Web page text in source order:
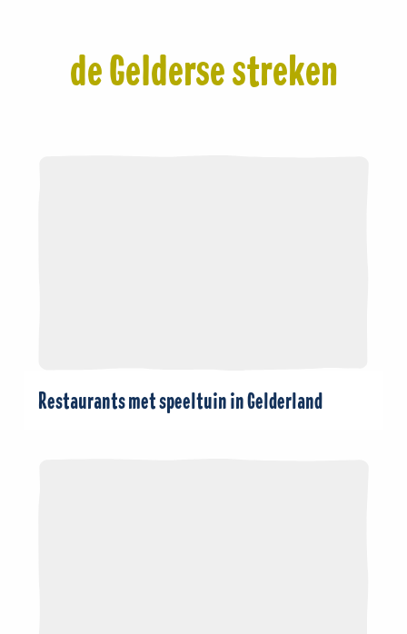
de Gelderse streken
Restaurants met speeltuin in Gelderland